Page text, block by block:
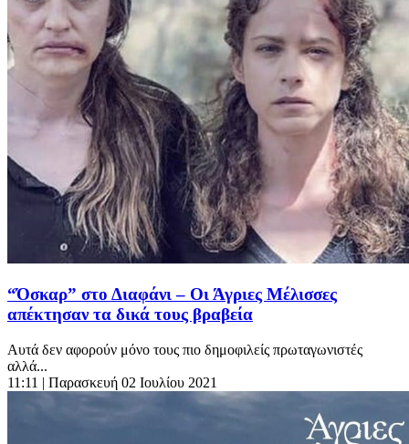
“Όσκαρ” στο Διαφάνι – Οι Άγριες Μέλισσες
απέκτησαν τα δικά τους βραβεία
Αυτά δεν αφορούν μόνο τους πιο δημοφιλείς πρωταγωνιστές
αλλά...
11:11 | Παρασκευή 02 Ιουλίου 2021